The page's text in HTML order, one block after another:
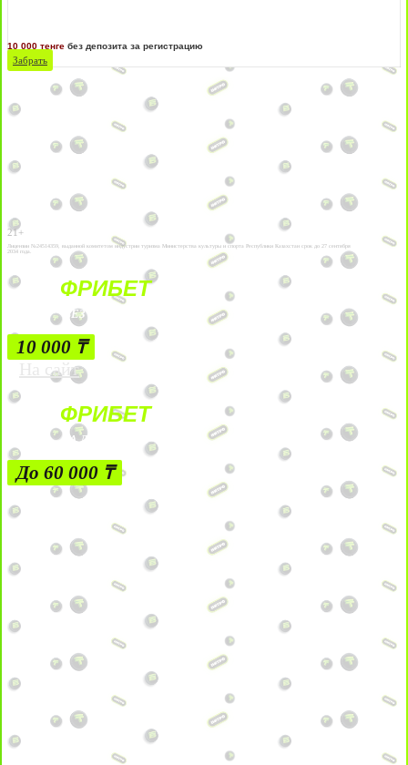
10 000 тенге без депозита за регистрацию
Забрать
21+
Лицензии №24514359, выданной комитетом индустрии туризма Министерства культуры и спорта Республики Казахстан срок до 27 сентября
2034 года.
ФРИБЕТ
БЕЗ УСЛОВИЙ
10 000 ₸
На сайт
ФРИБЕТ
ЗА ДЕПОЗИТЫ
До 60 000 ₸